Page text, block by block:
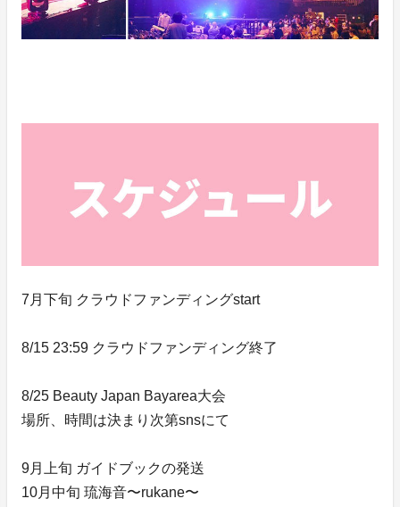
7月下旬 クラウドファンディングstart
8/15 23:59 クラウドファンディング終了
8/25 Beauty Japan Bayarea大会
場所、時間は決まり次第snsにて
9月上旬 ガイドブックの発送
10月中旬 琉海音〜rukane〜